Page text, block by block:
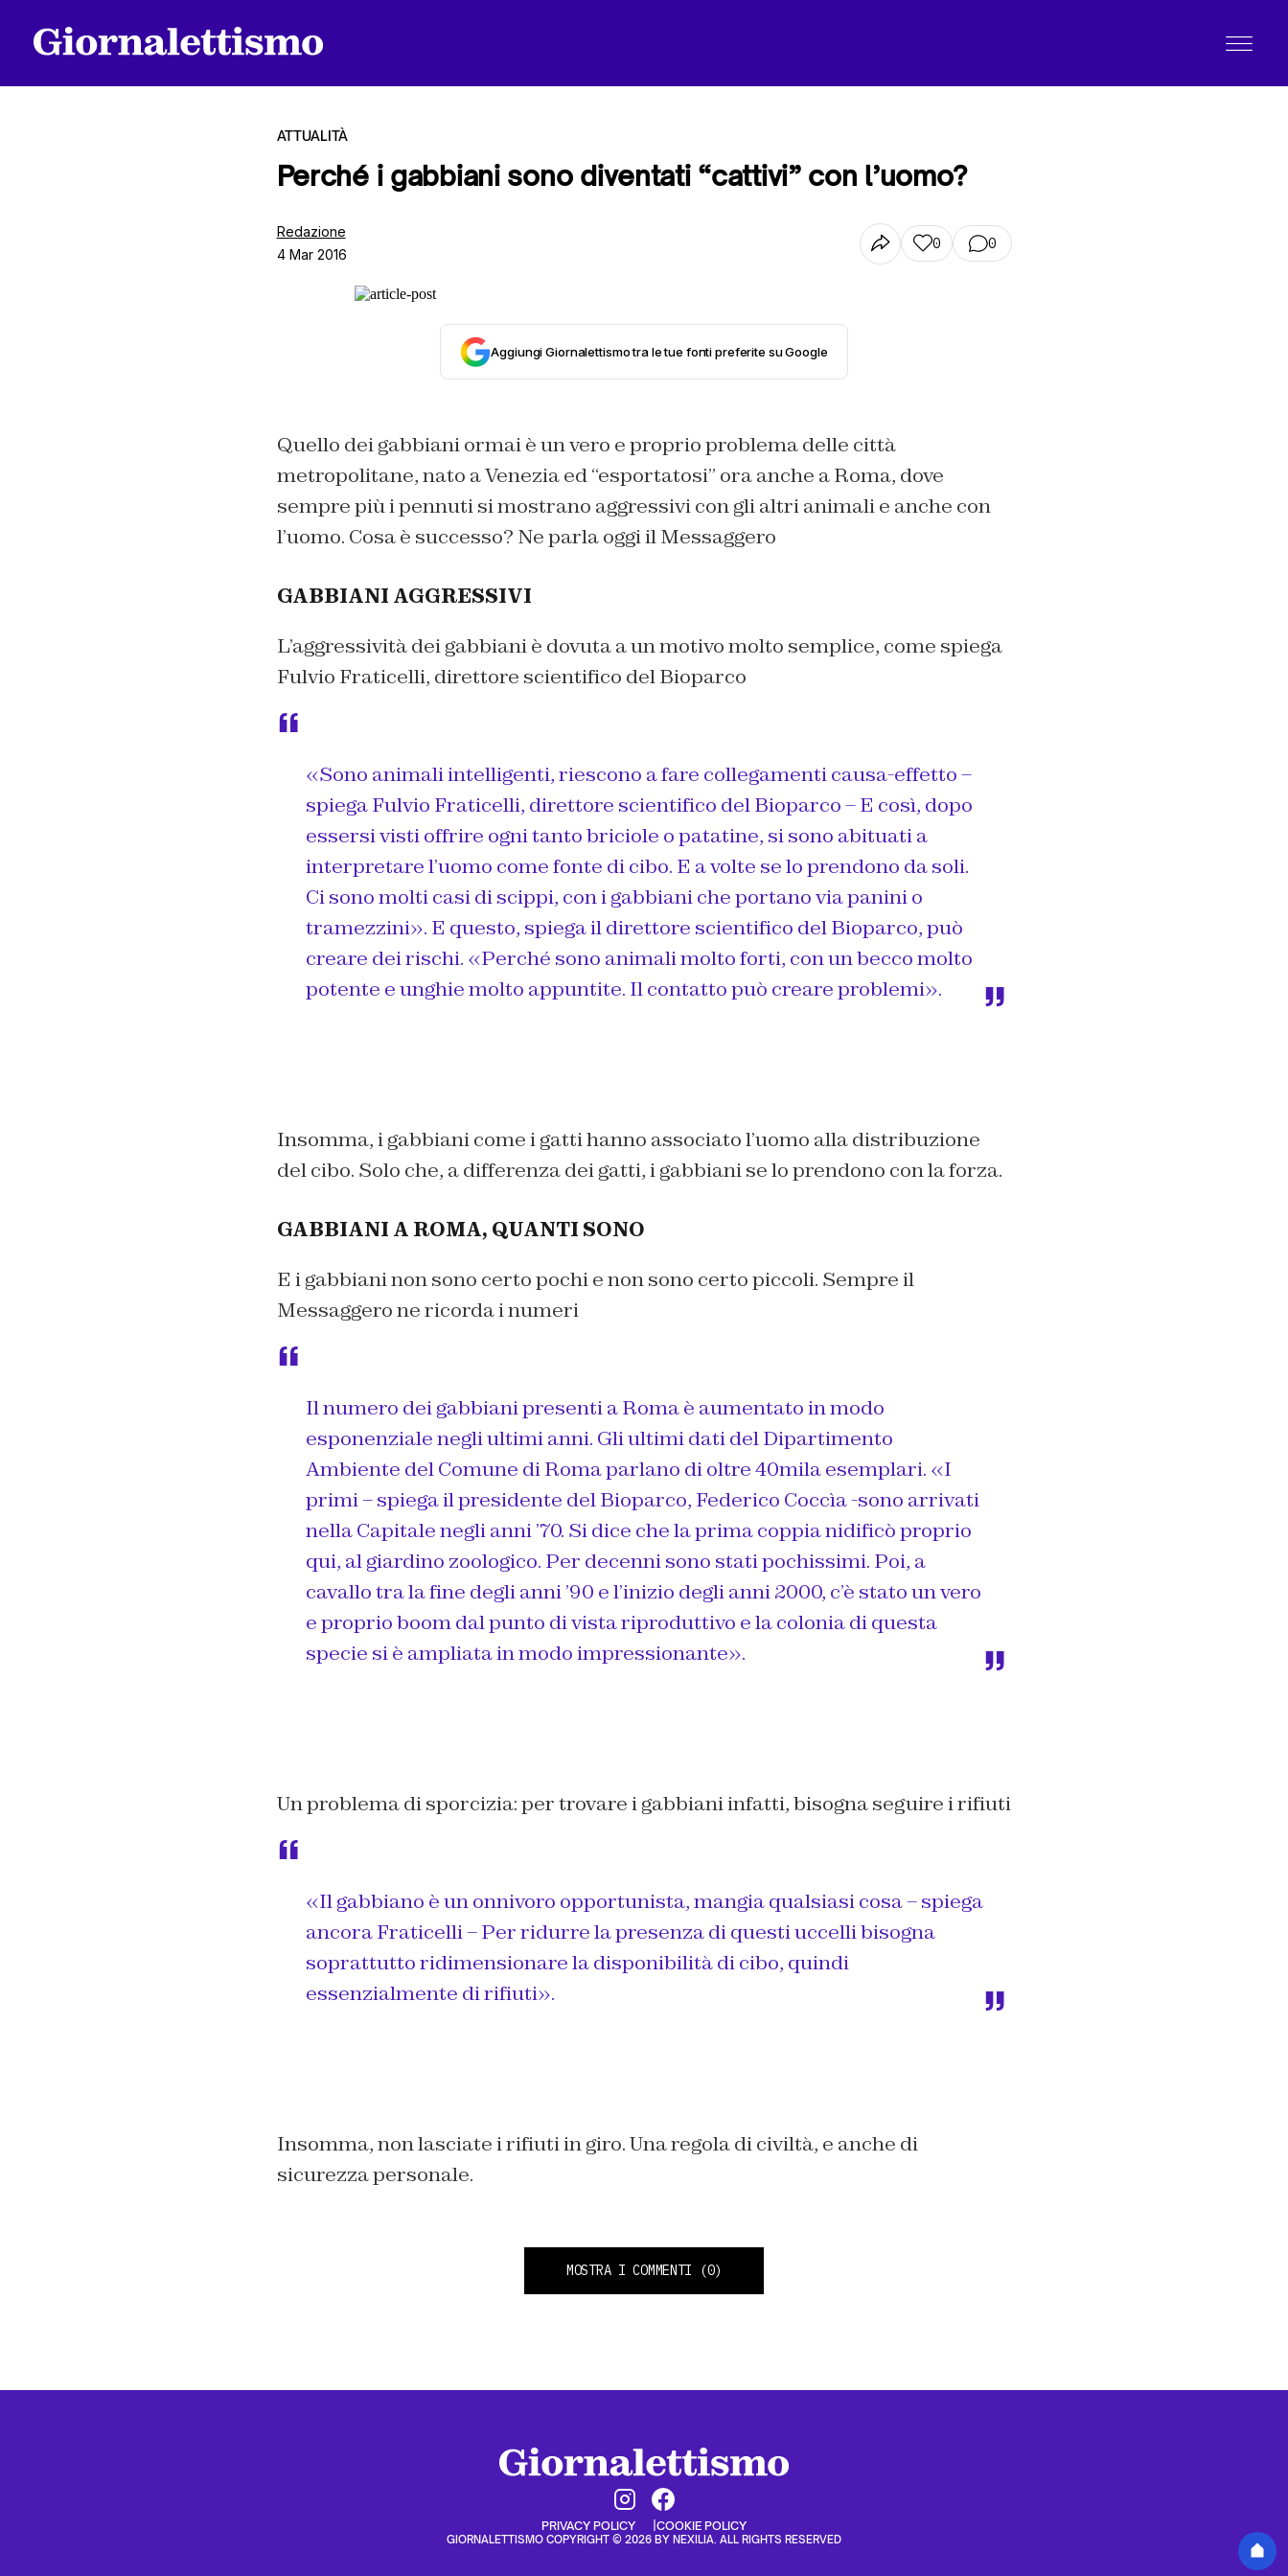
ATTUALITÀ
Perché i gabbiani sono diventati “cattivi” con l’uomo?
Redazione
4 Mar 2016
0 0
Aggiungi Giornalettismo tra le tue fonti preferite su Google
Quello dei gabbiani ormai è un vero e proprio problema delle città
metropolitane, nato a Venezia ed “esportatosi” ora anche a Roma, dove
sempre più i pennuti si mostrano aggressivi con gli altri animali e anche con
l’uomo. Cosa è successo? Ne parla oggi il Messaggero
GABBIANI AGGRESSIVI
L’aggressività dei gabbiani è dovuta a un motivo molto semplice, come spiega
Fulvio Fraticelli, direttore scientifico del Bioparco
«Sono animali intelligenti, riescono a fare collegamenti causa-effetto –
spiega Fulvio Fraticelli, direttore scientifico del Bioparco – E così, dopo
essersi visti offrire ogni tanto briciole o patatine, si sono abituati a
interpretare l’uomo come fonte di cibo. E a volte se lo prendono da soli.
Ci sono molti casi di scippi, con i gabbiani che portano via panini o
tramezzini». E questo, spiega il direttore scientifico del Bioparco, può
creare dei rischi. «Perché sono animali molto forti, con un becco molto
potente e unghie molto appuntite. Il contatto può creare problemi».
Insomma, i gabbiani come i gatti hanno associato l’uomo alla distribuzione
del cibo. Solo che, a differenza dei gatti, i gabbiani se lo prendono con la forza.
GABBIANI A ROMA, QUANTI SONO
E i gabbiani non sono certo pochi e non sono certo piccoli. Sempre il
Messaggero ne ricorda i numeri
Il numero dei gabbiani presenti a Roma è aumentato in modo
esponenziale negli ultimi anni. Gli ultimi dati del Dipartimento
Ambiente del Comune di Roma parlano di oltre 40mila esemplari. «I
primi – spiega il presidente del Bioparco, Federico Coccìa -sono arrivati
nella Capitale negli anni ’70. Si dice che la prima coppia nidificò proprio
qui, al giardino zoologico. Per decenni sono stati pochissimi. Poi, a
cavallo tra la fine degli anni ’90 e l’inizio degli anni 2000, c’è stato un vero
e proprio boom dal punto di vista riproduttivo e la colonia di questa
specie si è ampliata in modo impressionante».
Un problema di sporcizia: per trovare i gabbiani infatti, bisogna seguire i rifiuti
«Il gabbiano è un onnivoro opportunista, mangia qualsiasi cosa – spiega
ancora Fraticelli – Per ridurre la presenza di questi uccelli bisogna
soprattutto ridimensionare la disponibilità di cibo, quindi
essenzialmente di rifiuti».
Insomma, non lasciate i rifiuti in giro. Una regola di civiltà, e anche di
sicurezza personale.
MOSTRA I COMMENTI (0)
PRIVACY POLICY COOKIE POLICY
GIORNALETTISMO COPYRIGHT © 2026 BY NEXILIA. ALL RIGHTS RESERVED